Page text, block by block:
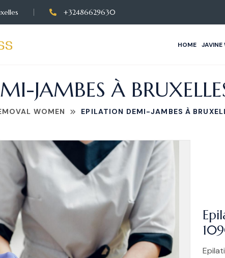
+32486629630
HOME JAVINE
JAMBES À
WOMEN EPILATION DEMI-JAMBES À